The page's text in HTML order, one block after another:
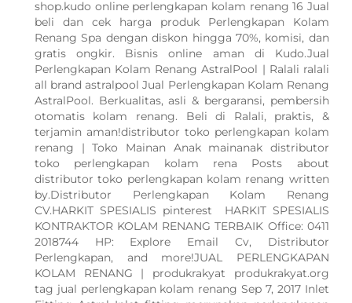
shop.kudo online perlengkapan kolam renang 16 Jual
beli dan cek harga produk Perlengkapan Kolam
Renang Spa dengan diskon hingga 70%, komisi, dan
gratis ongkir. Bisnis online aman di Kudo.Jual
Perlengkapan Kolam Renang AstralPool | Ralali ralali
all brand astralpool Jual Perlengkapan Kolam Renang
AstralPool. Berkualitas, asli & bergaransi, pembersih
otomatis kolam renang. Beli di Ralali, praktis, &
terjamin aman!distributor toko perlengkapan kolam
renang | Toko Mainan Anak mainanak distributor
toko perlengkapan kolam rena Posts about
distributor toko perlengkapan kolam renang written
by.Distributor Perlengkapan Kolam Renang
CV.HARKIT SPESIALIS pinterest HARKIT SPESIALIS
KONTRAKTOR KOLAM RENANG TERBAIK Office: 0411
2018744 HP: Explore Email Cv, Distributor
Perlengkapan, and more!JUAL PERLENGKAPAN
KOLAM RENANG | produkrakyat produkrakyat.org
tag jual perlengkapan kolam renang Sep 7, 2017 Inlet